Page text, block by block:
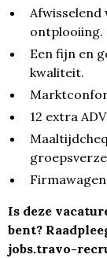
ontplooiing.
Een fijn en
kwaliteit.
12 extra
Is deze
bent?
jobs.travo-